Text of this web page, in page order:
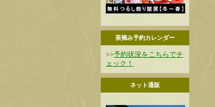
茶摘み予約カレンダー
>>予約状況をこちらでチ
ェック！
ネット通販